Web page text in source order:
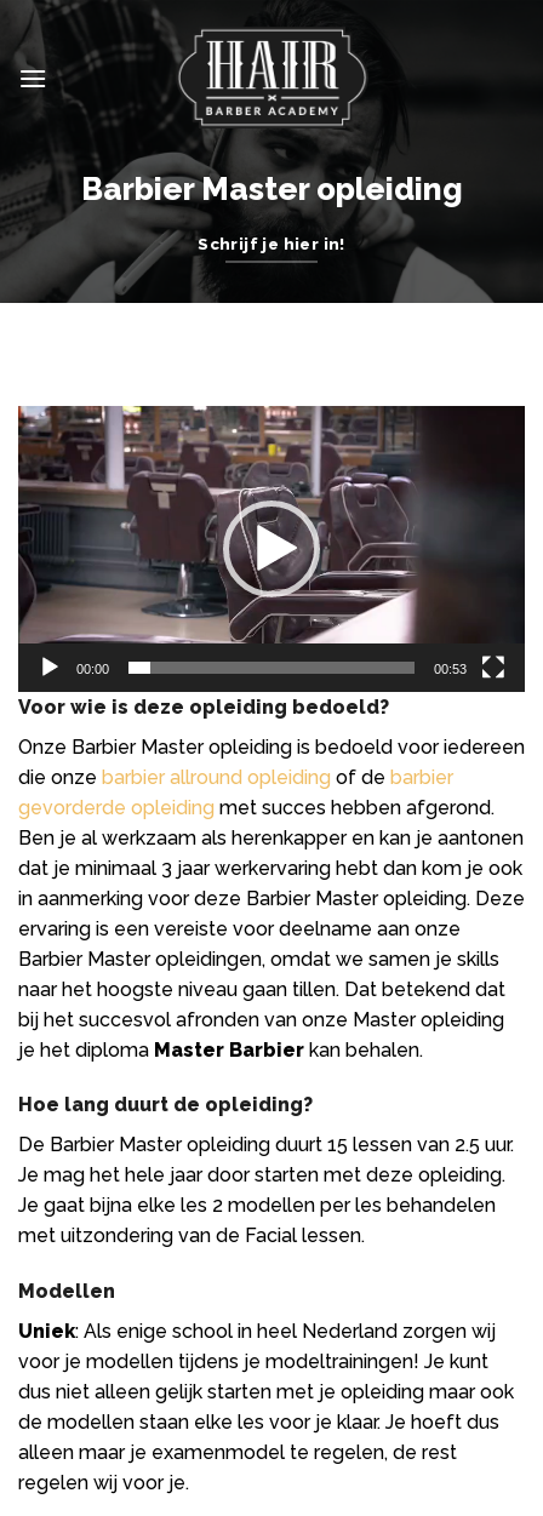
Skip
content
Barbier Master opleiding
Schrijf je hier in!
Videospeler
00:00 00:53
Voor wie is deze opleiding bedoeld?
Onze Barbier Master opleiding is bedoeld voor iedereen
die onze barbier allround opleiding of de barbier
gevorderde opleiding met succes hebben afgerond.
Ben je al werkzaam als herenkapper en kan je aantonen
dat je minimaal 3 jaar werkervaring hebt dan kom je ook
in aanmerking voor deze Barbier Master opleiding. Deze
ervaring is een vereiste voor deelname aan onze
Barbier Master opleidingen, omdat we samen je skills
naar het hoogste niveau gaan tillen. Dat betekend dat
bij het succesvol afronden van onze Master opleiding
je het diploma Master Barbier kan behalen.
Hoe lang duurt de opleiding?
De Barbier Master opleiding duurt 15 lessen van 2.5 uur.
Je mag het hele jaar door starten met deze opleiding.
Je gaat bijna elke les 2 modellen per les behandelen
met uitzondering van de Facial lessen.
Modellen
Uniek: Als enige school in heel Nederland zorgen wij
voor je modellen tijdens je modeltrainingen! Je kunt
dus niet alleen gelijk starten met je opleiding maar ook
de modellen staan elke les voor je klaar. Je hoeft dus
alleen maar je examenmodel te regelen, de rest
regelen wij voor je.